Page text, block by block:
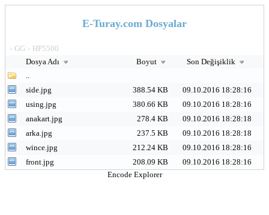
E-Turay.com Dosyalar
> GG > HP5500
Dosya Adı
Boyut
Son Değişiklik
..
side.jpg
388.54 KB
09.10.2016 18:28:16
using.jpg
380.66 KB
09.10.2016 18:28:16
anakart.jpg
278.4 KB
09.10.2016 18:28:18
arka.jpg
237.5 KB
09.10.2016 18:28:18
wince.jpg
212.24 KB
09.10.2016 18:28:16
front.jpg
208.09 KB
09.10.2016 18:28:16
Encode Explorer